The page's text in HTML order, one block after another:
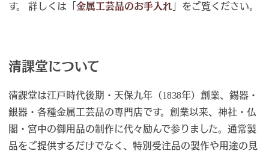
す。 詳しくは「 金属工芸品のお手入れ 」をご覧ください。
清課堂について
清課堂は江戸時代後期・天保九年（1838年）創業、錫器・
銀器・各種金属工芸品の専門店です。創業以来、神社・仏
閣・宮中の御用品の制作に代々励んで参りました。通常製
品をご提供するだけでなく、特別受注品の製作や用途の見